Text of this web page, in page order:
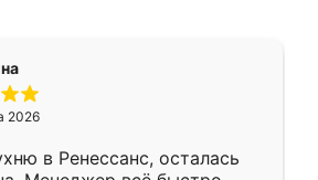
2026
в Ренессанс, осталась